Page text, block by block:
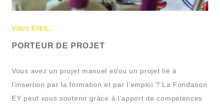
VOUS ÊTES...
PORTEUR DE PROJET
Vous avez un projet manuel et/ou un projet lié à
l’insertion par la formation et par l’emploi ? La Fondation
EY peut vous soutenir grâce à l'apport de compétences